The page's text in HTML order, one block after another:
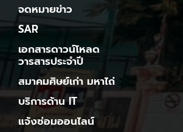
จดหมายข่าว
SAR
เอกสารดาวน์โหลด
วารสารประจำปี
สมาคมศิษย์เก่า มหาไถ่
บริการด้าน IT
แจ้งซ่อมออนไลน์